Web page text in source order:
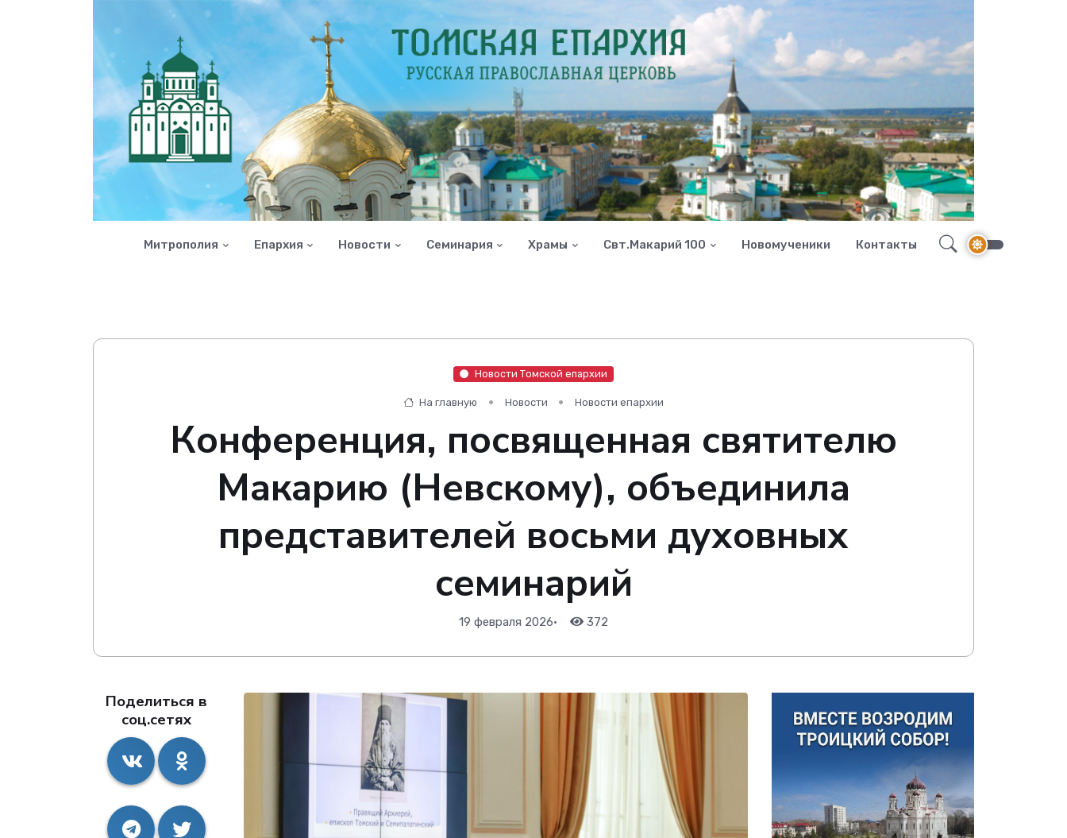
Митрополия Епархия Новости Семинария Храмы Свт.Макарий 100 Новомученики Контакты
Новости Томской епархии
На главную Новости Новости епархии
Конференция, посвященная святителю
Макарию (Невскому), объединила
представителей восьми духовных
семинарий
19 февраля 2026• 372
Поделиться в
соц.сетях